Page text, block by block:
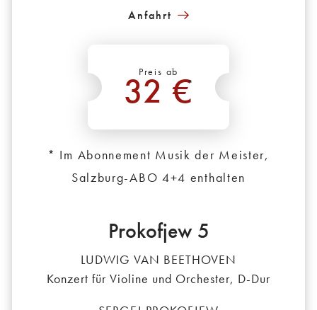
Anfahrt
Preis ab
32 €
*
* Im Abonnement Musik der Meister,
Salzburg-ABO 4+4 enthalten
Prokofjew 5
LUDWIG VAN BEETHOVEN
Konzert für Violine und Orchester, D-Dur